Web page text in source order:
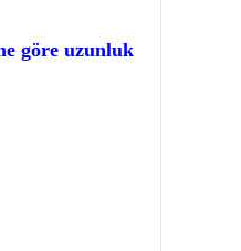
göre uzunluk